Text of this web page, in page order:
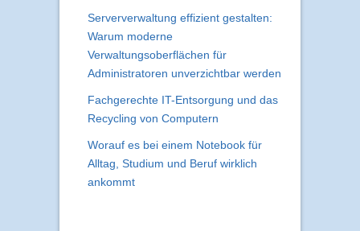
Serververwaltung effizient gestalten:
Warum moderne
Verwaltungsoberflächen für
Administratoren unverzichtbar werden
Fachgerechte IT-Entsorgung und das
Recycling von Computern
Worauf es bei einem Notebook für
Alltag, Studium und Beruf wirklich
ankommt